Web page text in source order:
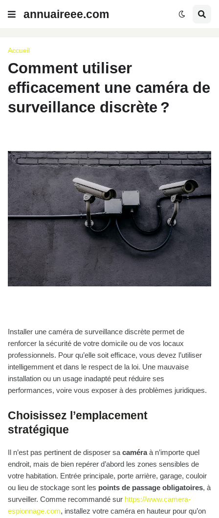
annuaireee.com
Accueil
Comment utiliser
efficacement une caméra de
surveillance discrète ?
Installer une caméra de surveillance discrète permet de
renforcer la sécurité de votre domicile ou de vos locaux
professionnels. Pour qu’elle soit efficace, vous devez l’utiliser
intelligemment et dans le respect de la loi. Une mauvaise
installation ou un usage inadapté peut réduire ses
performances, voire vous exposer à des problèmes juridiques.
Choisissez l’emplacement
stratégique
Il n’est pas pertinent de disposer sa caméraà n’importe quel
endroit, mais de bien repérer d’abord les zones sensibles de
votre habitation. Entrée principale, porte arrière, garage, couloir
ou lieu de stockage sont les points de passage obligatoires, à
surveiller. Comme recommandé sur https://www.camera-
espionnage.com, installez votre caméra en hauteur pour qu’on